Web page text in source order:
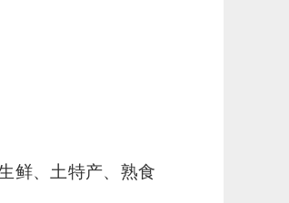
鲜、土特产、熟食